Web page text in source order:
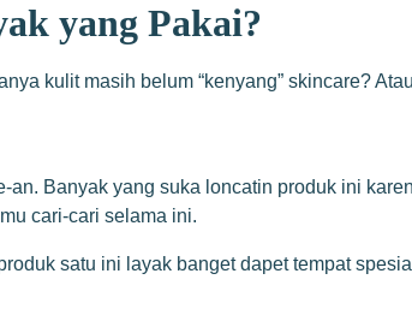
yang Pakai?
kulit masih belum “kenyang” skincare?
Banyak yang suka loncatin produk ini
cari-cari selama ini.
satu ini layak banget dapet tempat